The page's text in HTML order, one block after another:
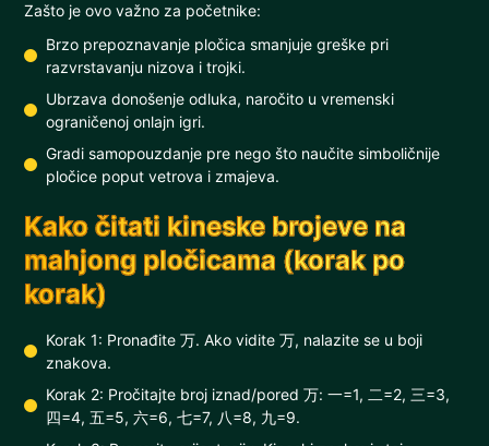
Zašto je ovo važno za početnike:
Brzo prepoznavanje pločica smanjuje greške pri
razvrstavanju nizova i trojki.
Ubrzava donošenje odluka, naročito u vremenski
ograničenoj onlajn igri.
Gradi samopouzdanje pre nego što naučite simboličnije
pločice poput vetrova i zmajeva.
Kako čitati kineske brojeve na
mahjong pločicama (korak po
korak)
Korak 1: Pronađite 万. Ako vidite 万, nalazite se u boji
znakova.
Korak 2: Pročitajte broj iznad/pored 万: 一=1, 二=2, 三=3,
四=4, 五=5, 六=6, 七=7, 八=8, 九=9.